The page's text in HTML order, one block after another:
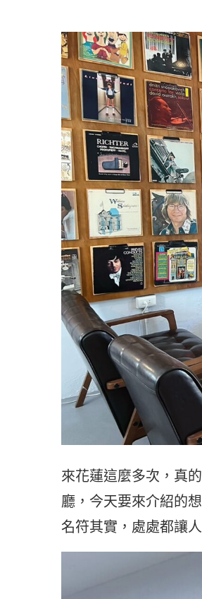
來花蓮這麼多次，真
廳，今天要來介紹的
名符其實，處處都讓